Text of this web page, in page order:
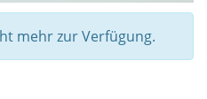
mehr zur Verfügung.